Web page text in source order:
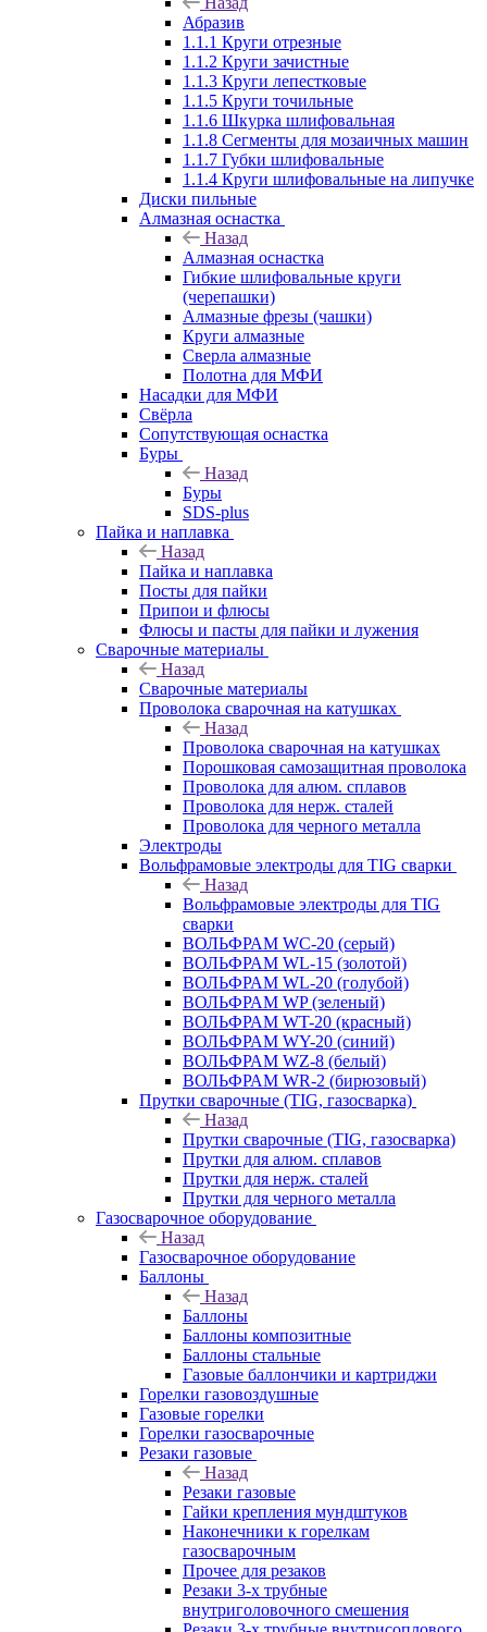
Абразив
1.1.1 Круги отрезные
1.1.2 Круги зачистные
1.1.3 Круги лепестковые
1.1.5 Круги точильные
1.1.6 Шкурка шлифовальная
1.1.8 Сегменты для мозаичных машин
1.1.7 Губки шлифовальные
1.1.4 Круги шлифовальные на липучке
Диски пильные
Алмазная оснастка
Назад
Алмазная оснастка
Гибкие шлифовальные круги
(черепашки)
Алмазные фрезы (чашки)
Круги алмазные
Сверла алмазные
Полотна для МФИ
Насадки для МФИ
Свёрла
Сопутствующая оснастка
Буры
Назад
Буры
SDS-plus
Пайка и наплавка
Назад
Пайка и наплавка
Посты для пайки
Припои и флюсы
Флюсы и пасты для пайки и лужения
Сварочные материалы
Назад
Сварочные материалы
Проволока сварочная на катушках
Назад
Проволока сварочная на катушках
Порошковая самозащитная проволока
Проволока для алюм. сплавов
Проволока для нерж. сталей
Проволока для черного металла
Электроды
Вольфрамовые электроды для TIG сварки
Назад
Вольфрамовые электроды для TIG
сварки
ВОЛЬФРАМ WC-20 (серый)
ВОЛЬФРАМ WL-15 (золотой)
ВОЛЬФРАМ WL-20 (голубой)
ВОЛЬФРАМ WP (зеленый)
ВОЛЬФРАМ WT-20 (красный)
ВОЛЬФРАМ WY-20 (синий)
ВОЛЬФРАМ WZ-8 (белый)
ВОЛЬФРАМ WR-2 (бирюзовый)
Прутки сварочные (TIG, газосварка)
Назад
Прутки сварочные (TIG, газосварка)
Прутки для алюм. сплавов
Прутки для нерж. сталей
Прутки для черного металла
Газосварочное оборудование
Назад
Газосварочное оборудование
Баллоны
Назад
Баллоны
Баллоны композитные
Баллоны стальные
Газовые баллончики и картриджи
Горелки газовоздушные
Газовые горелки
Горелки газосварочные
Резаки газовые
Назад
Резаки газовые
Гайки крепления мундштуков
Наконечники к горелкам
газосварочным
Прочее для резаков
Резаки 3-х трубные
внутриголовочного смешения